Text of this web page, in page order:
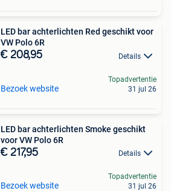
LED bar achterlichten Red geschikt voor
VW Polo 6R
€ 208,95 Details
Bezoek website
Topadvertentie
31 jul 26
LED bar achterlichten Smoke geschikt
voor VW Polo 6R
€ 217,95 Details
Bezoek website
Topadvertentie
31 jul 26